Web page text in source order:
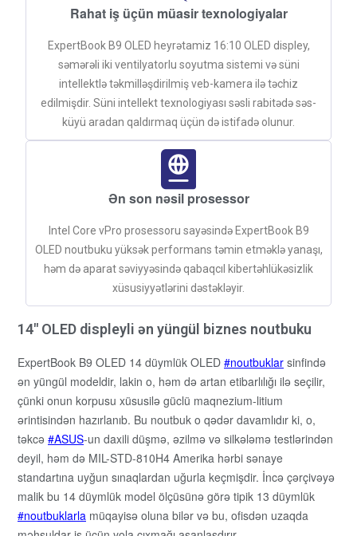
Rahat iş üçün müasir texnologiyalar
ExpertBook B9 OLED heyrətamiz 16:10 OLED displey,
səmərəli iki ventilyatorlu soyutma sistemi və süni
intellektlə təkmilləşdirilmiş veb-kamera ilə təchiz
edilmişdir. Süni intellekt texnologiyası səsli rabitədə səs-
küyü aradan qaldırmaq üçün də istifadə olunur.
Ən son nəsil prosessor
Intel Core vPro prosessoru sayəsində ExpertBook B9
OLED noutbuku yüksək performans təmin etməklə yanaşı,
həm də aparat səviyyəsində qabaqcıl kibertəhlükəsizlik
xüsusiyyətlərini dəstəkləyir.
14" OLED displeyli ən yüngül biznes noutbuku
ExpertBook B9 OLED 14 düymlük OLED noutbuklar sinfində
ən yüngül modeldir, lakin o, həm də artan etibarlılığı ilə seçilir,
çünki onun korpusu xüsusilə güclü maqnezium-litium
ərintisindən hazırlanıb. Bu noutbuk o qədər davamlıdır ki, o,
təkcə
ASUS-un daxili düşmə, əzilmə və silkələmə testlərindən
deyil, həm də MIL-STD-810H4 Amerika hərbi sənaye
standartına uyğun sınaqlardan uğurla keçmişdir. İncə çərçivəyə
malik bu 14 düymlük model ölçüsünə görə tipik 13 düymlük
noutbuklarla müqayisə oluna bilər və bu, ofisdən uzaqda